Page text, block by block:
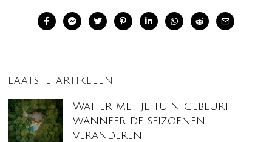
LAATSTE ARTIKELEN
Wat er met je tuin gebeurt
wanneer de seizoenen
veranderen